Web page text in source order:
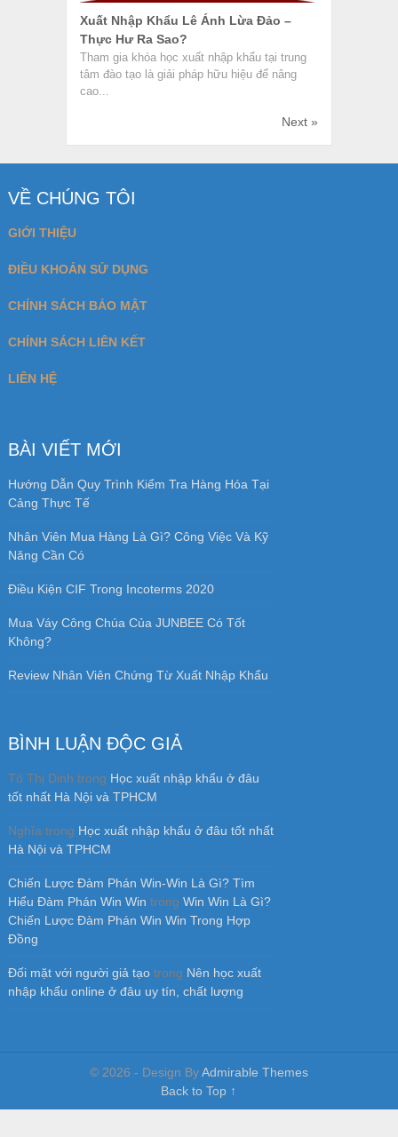
Xuất Nhập Khẩu Lê Ánh Lừa Đảo –
Thực Hư Ra Sao?
Tham gia khóa học xuất nhập khẩu tại trung
tâm đào tạo là giải pháp hữu hiệu để nâng
cao...
Next »
VỀ CHÚNG TÔI
GIỚI THIỆU
ĐIỀU KHOẢN SỬ DỤNG
CHÍNH SÁCH BẢO MẬT
CHÍNH SÁCH LIÊN KẾT
LIÊN HỆ
BÀI VIẾT MỚI
Hướng Dẫn Quy Trình Kiểm Tra Hàng Hóa Tại
Cảng Thực Tế
Nhân Viên Mua Hàng Là Gì? Công Việc Và Kỹ
Năng Cần Có
Điều Kiện CIF Trong Incoterms 2020
Mua Váy Công Chúa Của JUNBEE Có Tốt
Không?
Review Nhân Viên Chứng Từ Xuất Nhập Khẩu
BÌNH LUẬN ĐỘC GIẢ
Tô Thị Dinh trong Học xuất nhập khẩu ở đâu
tốt nhất Hà Nội và TPHCM
Nghĩa trong Học xuất nhập khẩu ở đâu tốt nhất
Hà Nội và TPHCM
Chiến Lược Đàm Phán Win-Win Là Gì? Tìm
Hiểu Đàm Phán Win Win trong Win Win Là Gì?
Chiến Lược Đàm Phán Win Win Trong Hợp
Đồng
Đối mặt với người giả tạotrong Nên học xuất
nhập khẩu online ở đâu uy tín, chất lượng
© 2026 - Design ByAdmirable Themes
Back to Top ↑